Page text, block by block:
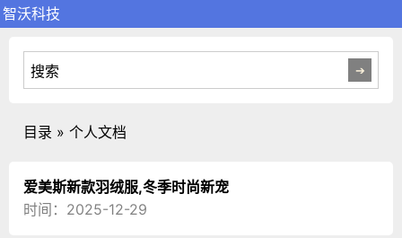
智沃科技
目录 » 个人文档
爱美斯新款羽绒服,冬季时尚新宠
时间：2025-12-29